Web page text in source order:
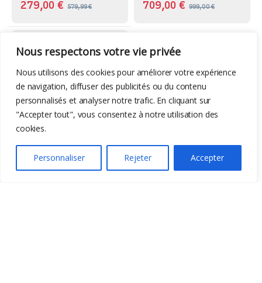
Nous respectons votre vie privée
Nous utilisons des cookies pour améliorer votre expérience
de navigation, diffuser des publicités ou du contenu
personnalisés et analyser notre trafic. En cliquant sur
"Accepter tout", vous consentez à notre utilisation des
cookies.
Personnaliser Rejeter Accepter
279,00€ 579,99€ 709,00€ 999,00€
Redodo Lithium 12v
– 100 -> 300ah
-74%